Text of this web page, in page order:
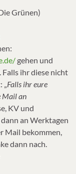
Grünen)
gehen und
ihr diese nicht
„Falls ihr eure
Mail an
KV und
an Werktagen
Mail bekommen,
dann nach.